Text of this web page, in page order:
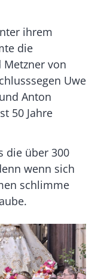
ihrem
die
Metzner von
Uwe
Anton
50 Jahre
die über 300
wenn sich
schlimme